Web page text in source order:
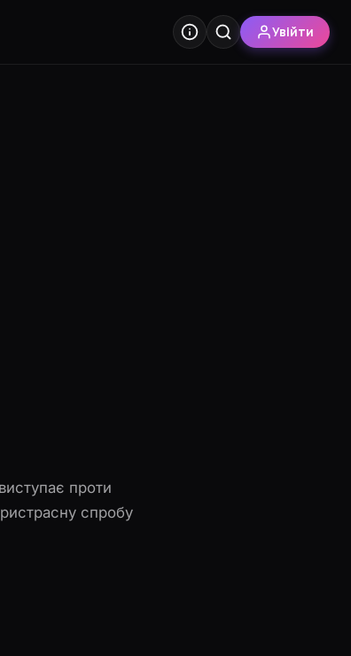
Увійти
проти
спробу